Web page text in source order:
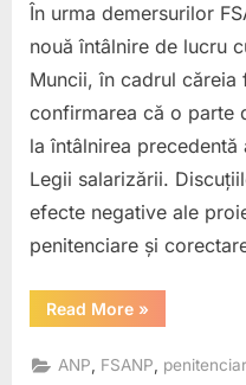
În urma demersurilor
nouă întâlnire de lucru
Muncii, în cadrul căreia
confirmarea că o parte
la întâlnirea
Legii salarizării.
efecte negative ale
penitenciare și
Read More“FSANP
obține
modificări
în
»
ANP FSANP penitenciar